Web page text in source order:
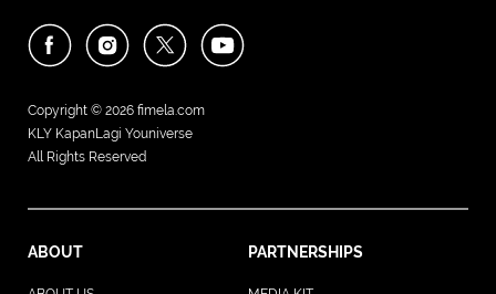
Copyright © 2026 fimela.com
KLY KapanLagi Youniverse
All Rights Reserved
ABOUT PARTNERSHIPS